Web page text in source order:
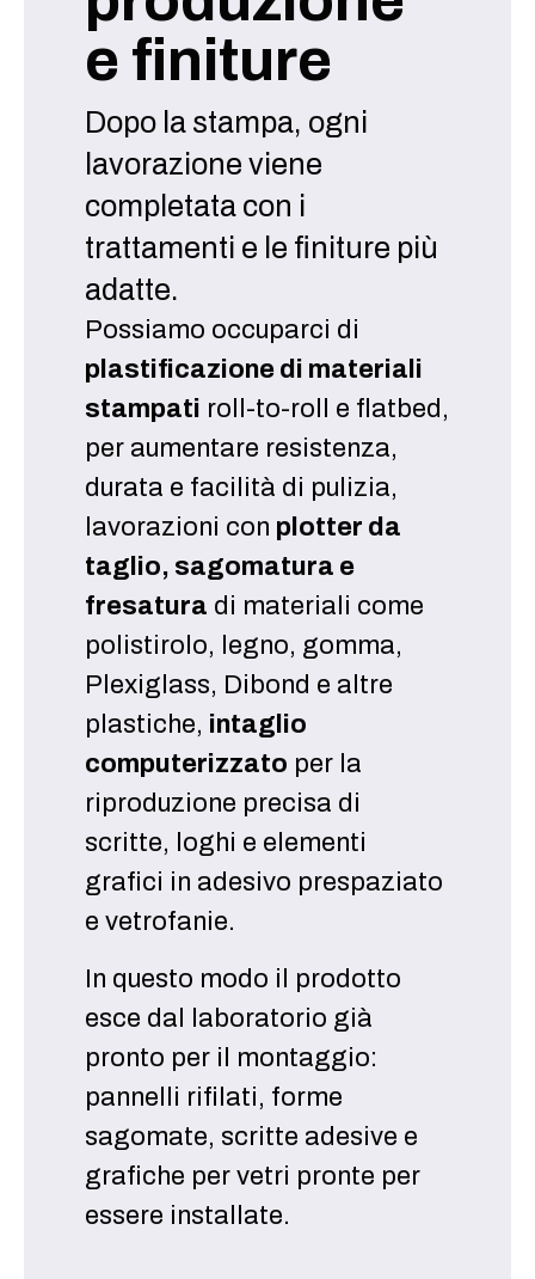
e finiture
Dopo la stampa, ogni
lavorazione viene
completata con i
trattamenti e le finiture più
adatte.
Possiamo occuparci di
plastificazione di materiali
stampati roll-to-roll e flatbed,
per aumentare resistenza,
durata e facilità di pulizia,
lavorazioni con plotter da
taglio, sagomatura e
fresatura di materiali come
polistirolo, legno, gomma,
Plexiglass, Dibond e altre
plastiche, intaglio
computerizzato per la
riproduzione precisa di
scritte, loghi e elementi
grafici in adesivo prespaziato
e vetrofanie.
In questo modo il prodotto
esce dal laboratorio già
pronto per il montaggio:
pannelli rifilati, forme
sagomate, scritte adesive e
grafiche per vetri pronte per
essere installate.